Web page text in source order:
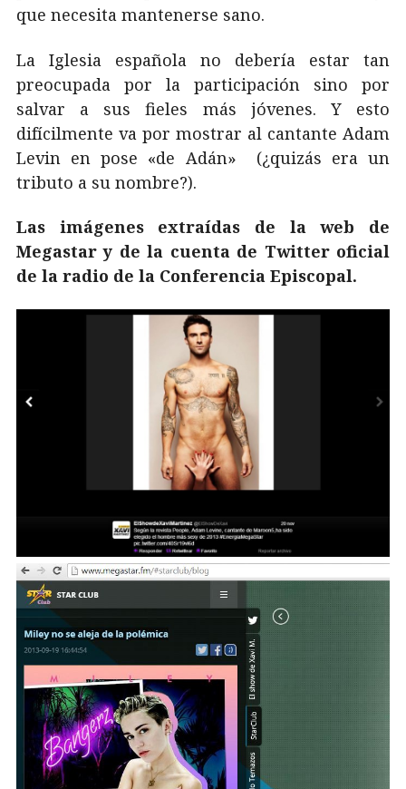
que necesita mantenerse sano.
La Iglesia española no debería estar tan
preocupada por la participación sino por
salvar a sus fieles más jóvenes. Y esto
difícilmente va por mostrar al cantante Adam
Levin en pose «de Adán» (¿quizás era un
tributo a su nombre?).
Las imágenes extraídas de la web de
Megastar y de la cuenta de Twitter oficial
de la radio de la Conferencia Episcopal.